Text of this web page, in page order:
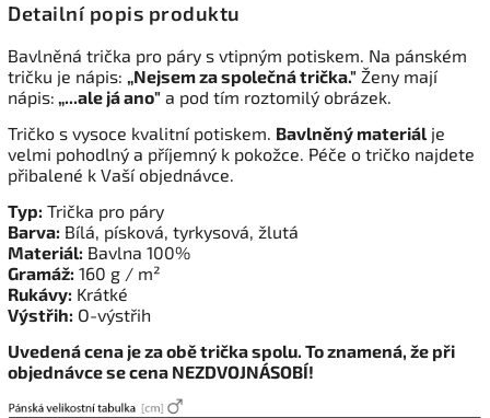
Detailní popis produktu
Bavlněná trička pro páry s vtipným potiskem. Na pánském
tričku je nápis: „Nejsem za společná trička." Ženy mají
nápis: „...ale já ano" a pod tím roztomilý obrázek.
Tričko s vysoce kvalitní potiskem. Bavlněný materiál je
velmi pohodlný a příjemný k pokožce. Péče o tričko najdete
přibalené k Vaší objednávce.
Typ: Trička pro páry
Barva: Bílá, písková, tyrkysová, žlutá
Materiál: Bavlna 100%
Gramáž: 160 g / m²
Rukávy: Krátké
Výstřih: O-výstřih
Uvedená cena je za obě trička spolu. To znamená, že při
objednávce se cena NEZDVOJNÁSOBÍ!